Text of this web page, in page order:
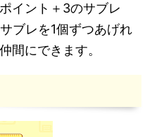
イント＋3のサブレ
ブレを1個ずつあげれ
間にできます。